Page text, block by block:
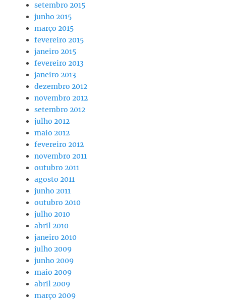
setembro 2015
junho 2015
março 2015
fevereiro 2015
janeiro 2015
fevereiro 2013
janeiro 2013
dezembro 2012
novembro 2012
setembro 2012
julho 2012
maio 2012
fevereiro 2012
novembro 2011
outubro 2011
agosto 2011
junho 2011
outubro 2010
julho 2010
abril 2010
janeiro 2010
julho 2009
junho 2009
maio 2009
abril 2009
março 2009